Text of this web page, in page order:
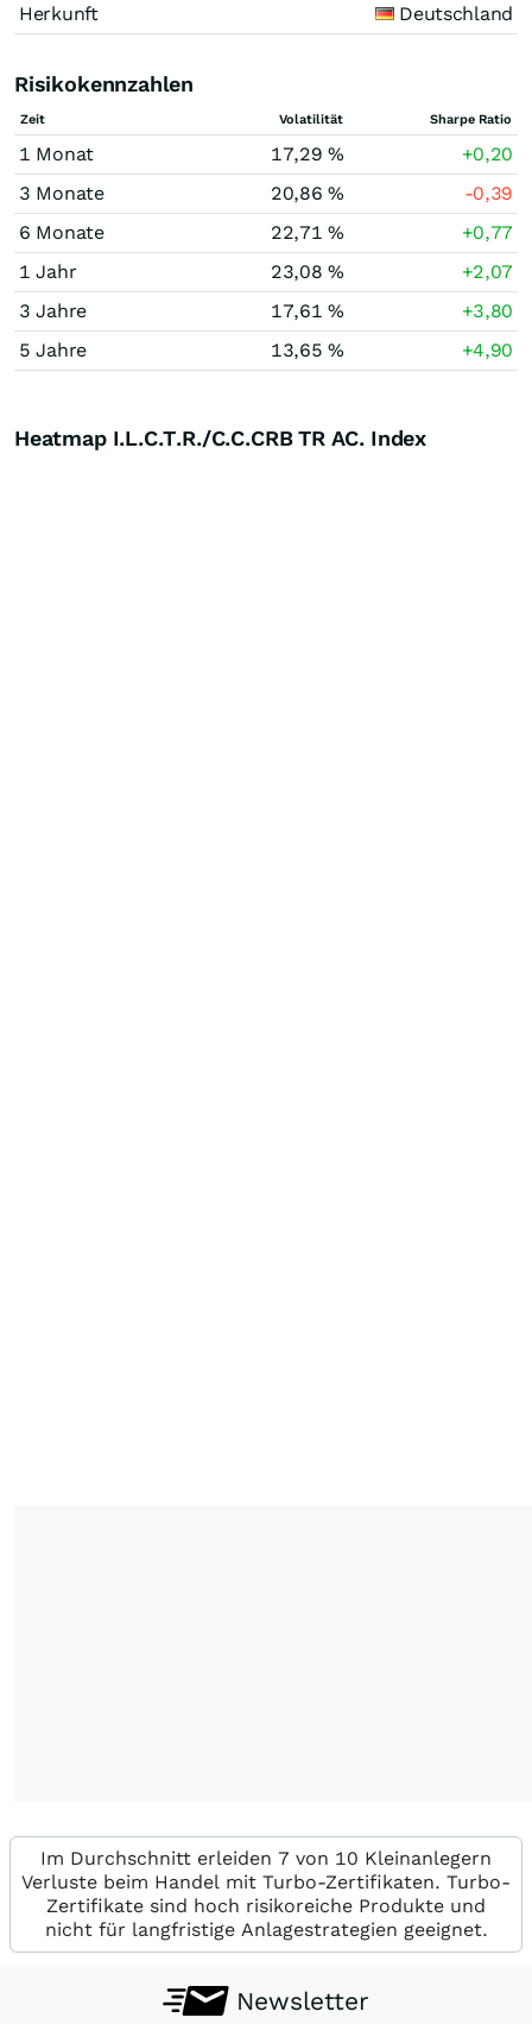
Herkunft Deutschland
Risikokennzahlen
Zeit Volatilität Sharpe Ratio
1 Monat 17,29 %
+0,20
3 Monate
20,86 %
-0,39
6 Monate
22,71 %
+0,77
1 Jahr
23,08 %
+2,07
3 Jahre
17,61 %
+3,80
5 Jahre
13,65 % +4,90
Heatmap I.L.C.T.R./C.C.CRB TR AC. Index
Im Durchschnitt erleiden 7 von 10 Kleinanlegern
Verluste beim Handel mit Turbo-Zertifikaten. Turbo-
Zertifikate sind hoch risikoreiche Produkte und
nicht für langfristige Anlagestrategien geeignet.
Newsletter